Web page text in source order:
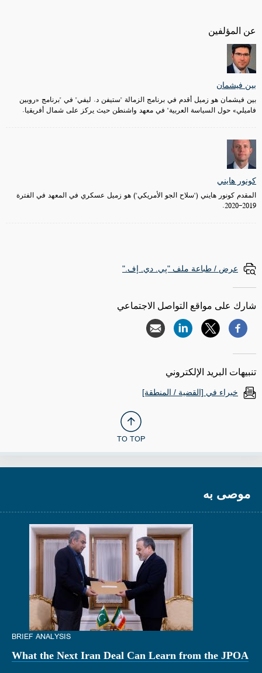
عن المؤلفين
بين فيشمان
بين فيشمان هو زميل أقدم في برنامج الزمالة "ستيفن د. ليفي" في "برنامج «روبين
فاميلي» حول السياسة العربية" في معهد واشنطن حيث يركز على شمال أفريقيا.
كونور هايني
المقدم كونور هايني ("سلاح الجو الأمريكي") هو زميل عسكري في المعهد في الفترة
2019-2020.
عرض / طباعة ملف "پي. دي. إف."
شارك على مواقع التواصل الاجتماعي
تنبيهات البريد الإلكتروني
خبراء في [القضية / المنطقة]
TO TOP
موصى به
BRIEF ANALYSIS
What the Next Iran Deal Can Learn from the JPOA